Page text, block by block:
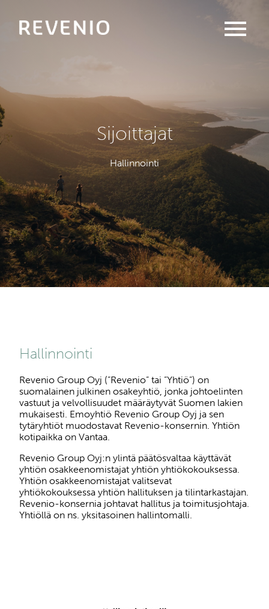
menu
Sijoittajat
Hallinnointi
Hallinnointi
Revenio Group Oyj (”Revenio” tai ”Yhtiö”) on
suomalainen julkinen osakeyhtiö, jonka johtoelinten
vastuut ja velvollisuudet määräytyvät Suomen lakien
mukaisesti. Emoyhtiö Revenio Group Oyj ja sen
tytäryhtiöt muodostavat Revenio-konsernin. Yhtiön
kotipaikka on Vantaa.
Revenio Group Oyj:n ylintä päätösvaltaa käyttävät
yhtiön osakkeenomistajat yhtiön yhtiökokouksessa.
Yhtiön osakkeenomistajat valitsevat
yhtiökokouksessa yhtiön hallituksen ja tilintarkastajan.
Revenio-konsernia johtavat hallitus ja toimitusjohtaja.
Yhtiöllä on ns. yksitasoinen hallintomalli.